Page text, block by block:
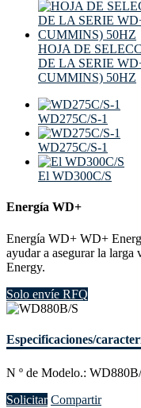
HOJA DE
DE LA SERIE
CUMMINS) 50HZ
WD275C/S-1
WD275C/S-1
El WD300C/S
Energía WD+
Energía WD+ WD+
ayudar a asegurar la
Energy.
Solo envíe RFQ
Especificaciones/
N º de Modelo.:
Solicitar Compartir